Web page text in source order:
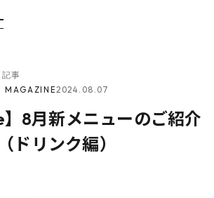
記事
MAGAZINE2024.08.07
】8月新メニューのご紹介
（ドリンク編）